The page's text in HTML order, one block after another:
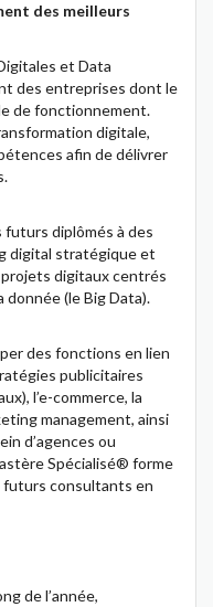
des meilleurs
et Data
des entreprises dont le
de fonctionnement.
digitale,
afin de délivrer
diplômés à des
digital stratégique et
digitaux centrés
donnée (le Big Data).
des fonctions en lien
publicitaires
l’e-commerce, la
management, ainsi
d’agences ou
Spécialisé® forme
consultants en
de l’année,